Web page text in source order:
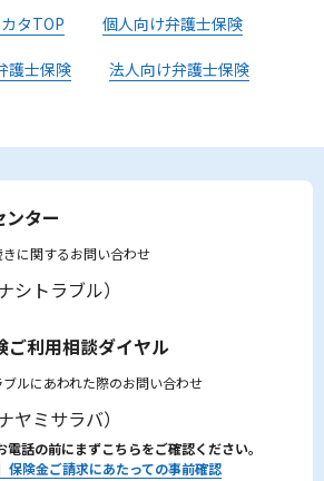
タTOP 個人向け弁護士保険
護士保険 法人向け弁護士保険
ター
に関するお問い合わせ
ご利用相談ダイヤル
ルにあわれた際のお問い合わせ
話の前にまずこちらをご確認ください。
保険金ご請求にあたっての事前確認